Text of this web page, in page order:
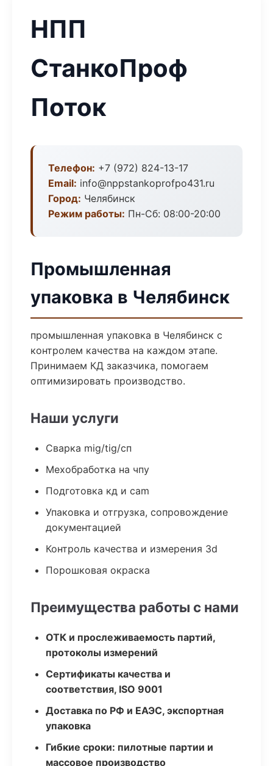
НПП
СтанкоПроф
Поток
Телефон: +7 (972) 824-13-17
Email: info@nppstankoprofpo431.ru
Город: Челябинск
Режим работы: Пн-Сб: 08:00-20:00
Промышленная
упаковка в Челябинск
промышленная упаковка в Челябинск с
контролем качества на каждом этапе.
Принимаем КД заказчика, помогаем
оптимизировать производство.
Наши услуги
Сварка mig/tig/сп
Мехобработка на чпу
Подготовка кд и cam
Упаковка и отгрузка, сопровождение
документацией
Контроль качества и измерения 3d
Порошковая окраска
Преимущества работы с нами
ОТК и прослеживаемость партий,
протоколы измерений
Сертификаты качества и
соответствия, ISO 9001
Доставка по РФ и ЕАЭС, экспортная
упаковка
Гибкие сроки: пилотные партии и
массовое производство